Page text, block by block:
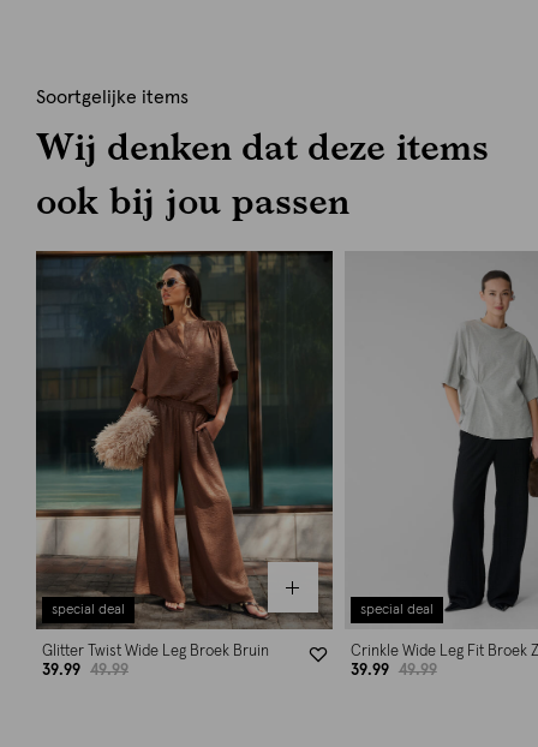
Soortgelijke items
Wij denken dat deze items
ook bij jou passen
special deal
Glitter Twist Wide Leg Broek Bruin
39.99
49.99
special deal
Crinkle Wide Leg Fit Broek
39.99
49.99